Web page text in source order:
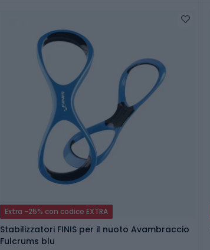
Extra -25% con codice EXTRA
Stabilizzatori FINIS per il nuoto Avambraccio
Fulcrums blu